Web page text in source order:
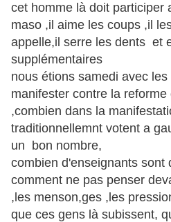
cet homme là doit participer
maso ,il aime les coups ,il
appelle,il serre les dents et
supplémentaires
nous étions samedi avec
manifester contre la
,combien dans la
traditionnellemnt votent a
un bon nombre,
combien d'enseignants sont
comment ne pas penser
,les menson,ges ,les
que ces gens là subissent,